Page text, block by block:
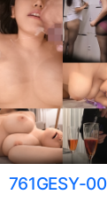
761GESY-